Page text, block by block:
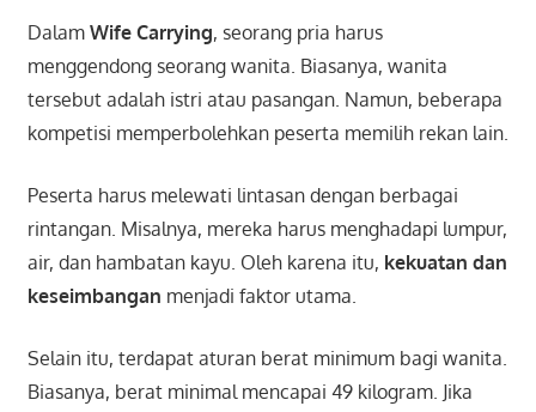
Dalam Wife Carrying, seorang pria harus
menggendong seorang wanita. Biasanya, wanita
tersebut adalah istri atau pasangan. Namun, beberapa
kompetisi memperbolehkan peserta memilih rekan lain.
Peserta harus melewati lintasan dengan berbagai
rintangan. Misalnya, mereka harus menghadapi lumpur,
air, dan hambatan kayu. Oleh karena itu, kekuatan dan
keseimbangan menjadi faktor utama.
Selain itu, terdapat aturan berat minimum bagi wanita.
Biasanya, berat minimal mencapai 49 kilogram. Jika